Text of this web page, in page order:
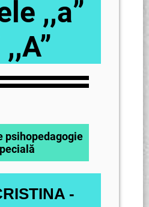
,,a”
psihopedagogie
-